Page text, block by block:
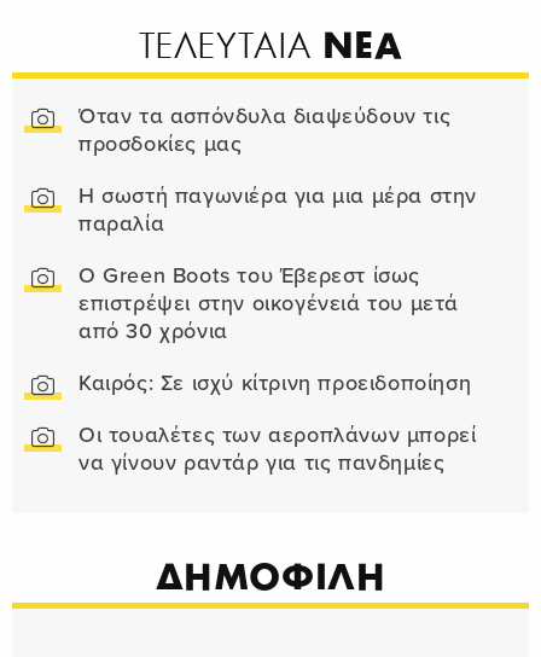
ΤΕΛΕΥΤΑΙΑ ΝΕΑ
Όταν τα ασπόνδυλα διαψεύδουν τις
προσδοκίες μας
Η σωστή παγωνιέρα για μια μέρα στην
παραλία
Ο Green Boots του Έβερεστ ίσως
επιστρέψει στην οικογένειά του μετά
από 30 χρόνια
Καιρός: Σε ισχύ κίτρινη προειδοποίηση
Οι τουαλέτες των αεροπλάνων μπορεί
να γίνουν ραντάρ για τις πανδημίες
ΔΗΜΟΦΙΛΗ